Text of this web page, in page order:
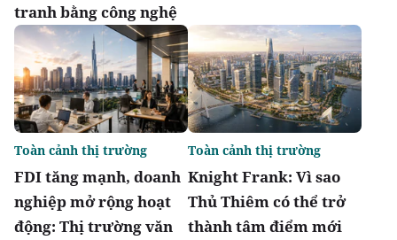
tranh bằng công nghệ
FDI tăng mạnh, doanh
nghiệp mở rộng hoạt
động: Thị trường văn
Toàn cảnh thị trường
Knight Frank: Vì sao
Thủ Thiêm có thể trở
thành tâm điểm mới
Toàn cảnh thị trường